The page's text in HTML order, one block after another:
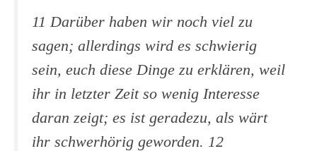
11 Darüber haben wir noch viel zu
sagen; allerdings wird es schwierig
sein, euch diese Dinge zu erklären, weil
ihr in letzter Zeit so wenig Interesse
daran zeigt; es ist geradezu, als wärt
ihr schwerhörig geworden. 12